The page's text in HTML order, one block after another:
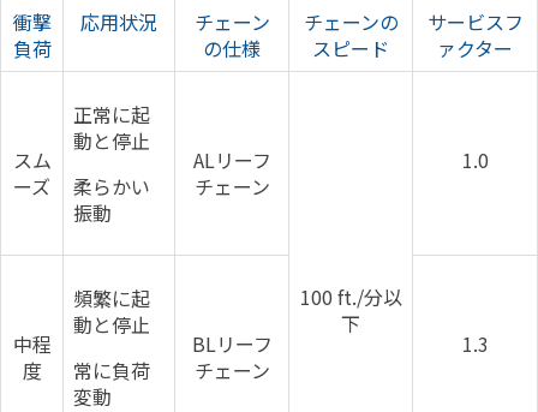
衝撃
負荷
応用状況
チェーン
の仕様
チェーンの
スピード
サービスフ
ァクター
スム
ーズ
正常に起
動と停止
柔らかい
振動
ALリーフ
チェーン
100 ft./分以
下
1.0
中程
度
頻繁に起
動と停止
常に負荷
変動
BLリーフ
チェーン
1.3